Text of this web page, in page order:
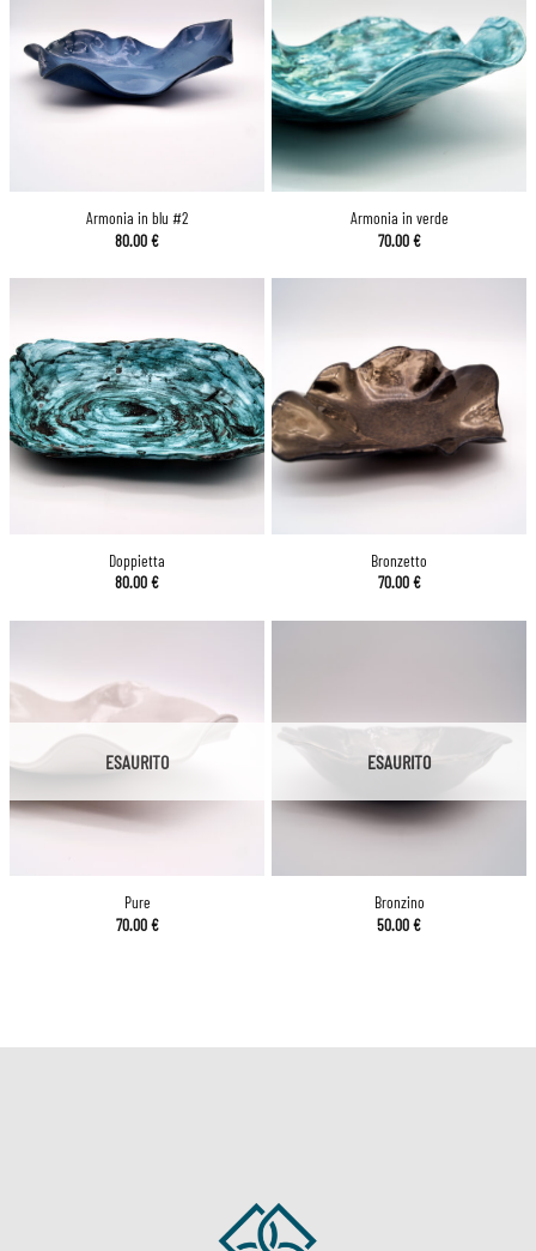
Armonia in blu #2
80.00€
Armonia in verde
70.00€
Doppietta
80.00€
Bronzetto
70.00€
ESAURITO
Pure
70.00€
ESAURITO
Bronzino
50.00€